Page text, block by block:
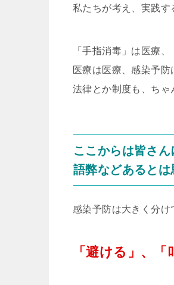
私たちが考え、実践す
「手指消毒」は医療
医療は医療、感染予防
法律とか制度も、ちゃ
ここからは皆さ
語弊などあるとは
感染予防は大きく分け
「避ける」、「